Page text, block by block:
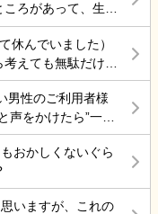
ろがあって、生き
番辛いのは、お金
頑張ろうと思う。
そうです。私も古
毎日そこそこ楽し
せんが、誰もが上
やきです、では仕
休んでいました）
えても無駄だけど
男性のご利用者様
声をかけたら”一緒
想像を上回るよう
よな。 まだ入って
おかしくないぐら
いますが、これの